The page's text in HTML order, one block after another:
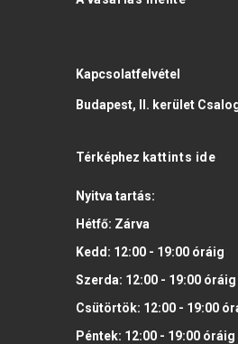
Kapcsolatfelvétel
Budapest, II. kerület
Térképhez kattints ide
Nyitva tartás:
Hétfő: Zárva
Kedd: 12:00 - 19:00óráig
Szerda: 12:00 - 19:00óráig
Csütörtök: 12:00 - 19:00
Péntek: 12:00 - 19:00óráig